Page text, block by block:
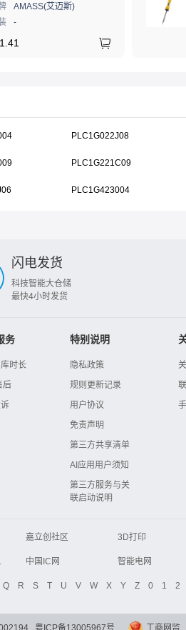
AMASS(艾迈斯)
-
1.41
PLC1G022J08
PLC1G221C09
PLC1G423004
闪电发货
科技智能大仓储
最快4小时发货
务
时长
后
特别说明
隐私政策
规则更新记录
用户协议
免责声明
第三方共享清单
AI应用用户须知
第三方服务与关
联启动说明
嘉立创社区 3D打印
ZXHPCB
中国IC网 智能电网
液晶屏交易中心 中国包装网
Q R S T U V W X Y Z 0 1 2
粤ICP备13005967号 工商网监